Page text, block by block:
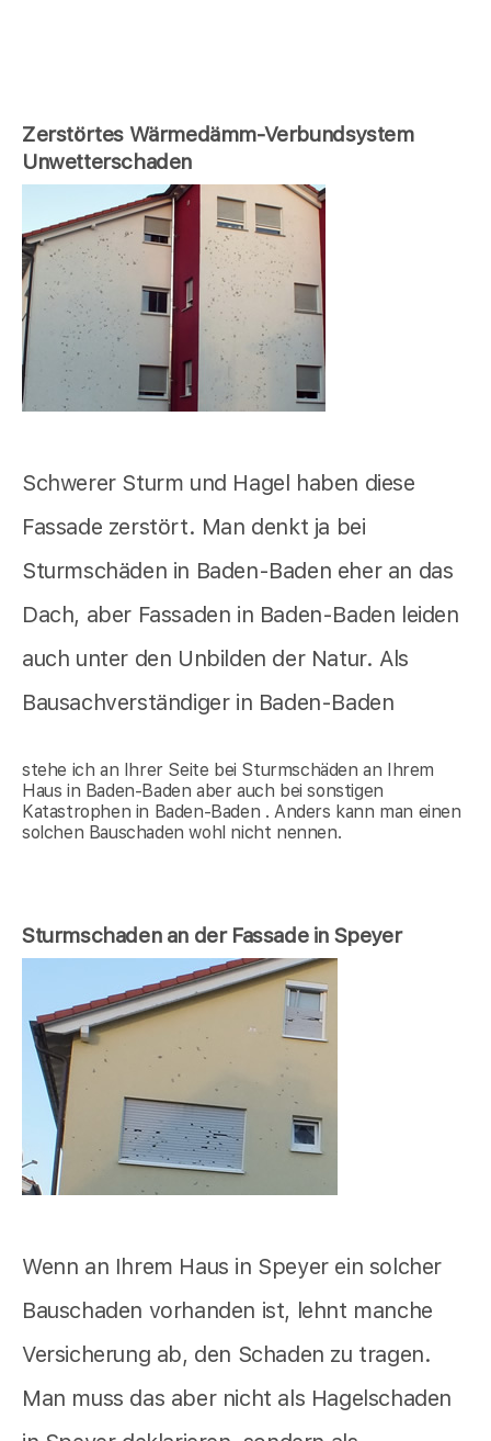
Zerstörtes Wärmedämm-Verbundsystem
Unwetterschaden
Schwerer Sturm und Hagel haben diese
Fassade zerstört. Man denkt ja bei
Sturmschäden in Baden-Baden eher an das
Dach, aber Fassaden in Baden-Baden leiden
auch unter den Unbilden der Natur. Als
Bausachverständiger in Baden-Baden
stehe ich an Ihrer Seite bei Sturmschäden an Ihrem
Haus in Baden-Baden aber auch bei sonstigen
Katastrophen in Baden-Baden . Anders kann man einen
solchen Bauschaden wohl nicht nennen.
Sturmschaden an der Fassade in Speyer
Wenn an Ihrem Haus in Speyer ein solcher
Bauschaden vorhanden ist, lehnt manche
Versicherung ab, den Schaden zu tragen.
Man muss das aber nicht als Hagelschaden